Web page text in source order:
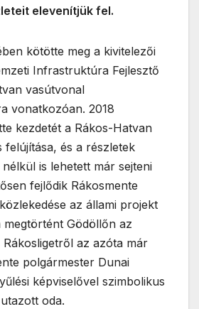
elevenítjük fel.
kötötte meg a kivitelezői
Infrastruktúra Fejlesztő
vasútvonal
vonatkozóan. 2018
kezdetét a Rákos-Hatvan
felújítása, és a részletek
is lehetett már sejteni
fejlődik Rákosmente
az állami projekt
megtörtént Gödöllőn az
az azóta már
polgármester Dunai
képviselővel szimbolikus
oda.